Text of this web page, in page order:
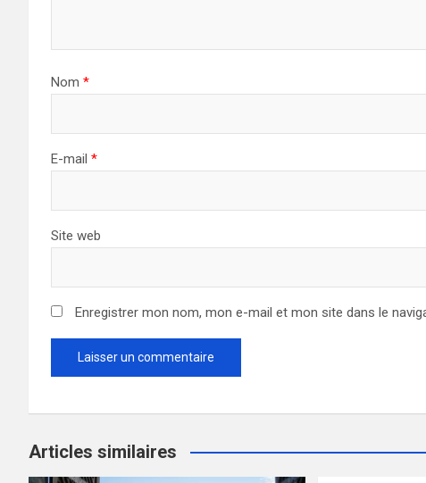
Nom *
E-mail *
Site web
Enregistrer mon nom, mon e-mail et mon site dans le
Articles similaires